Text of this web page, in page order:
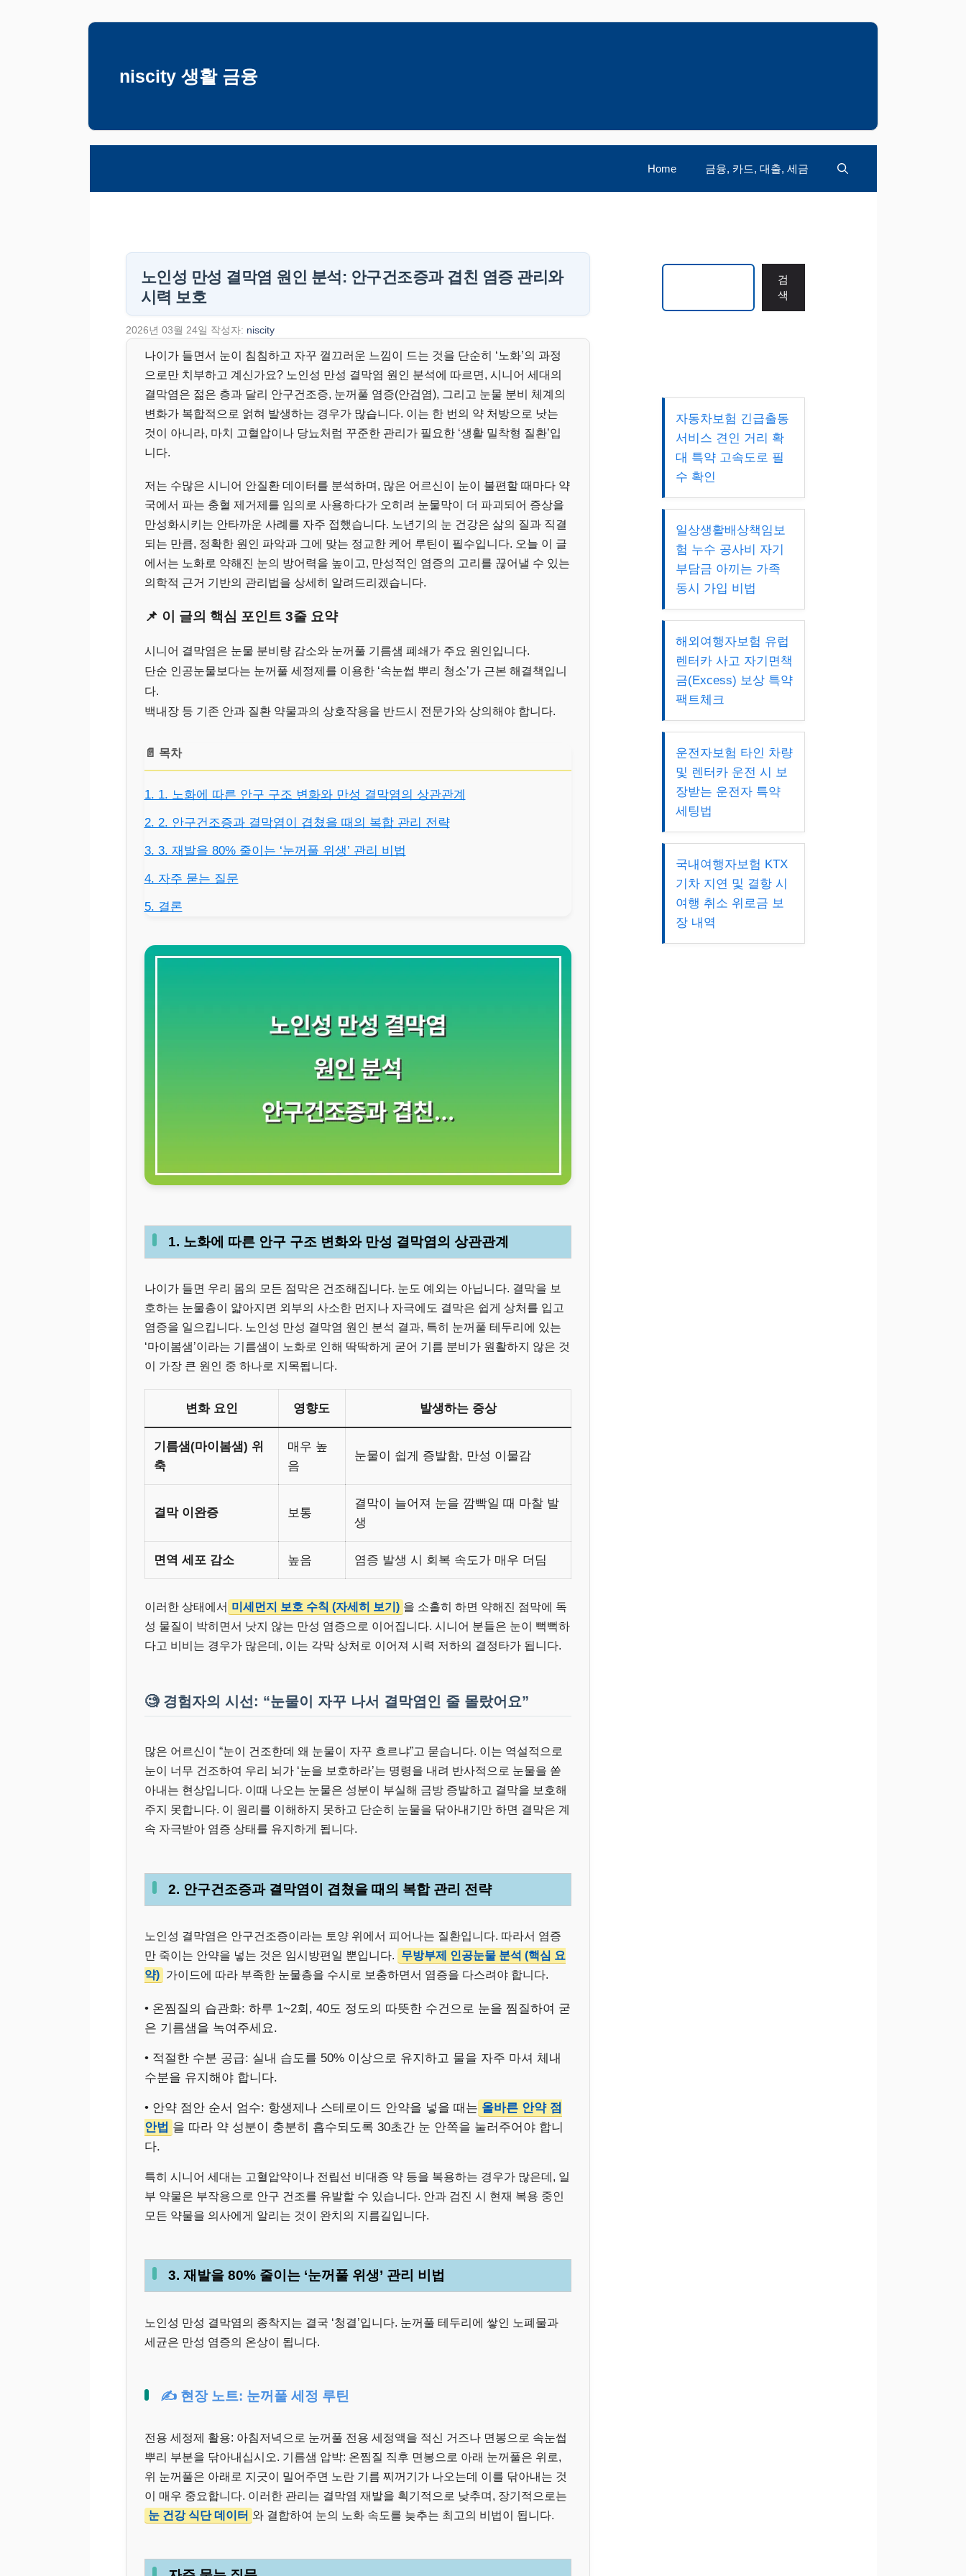
niscity 생활 금융
Home 금융, 카드, 대출, 세금
노인성 만성 결막염 원인 분석: 안구건조증과 겹친 염증 관리와
시력 보호
2026년 03월 24일 작성자: niscity
나이가 들면서 눈이 침침하고 자꾸 껄끄러운 느낌이 드는 것을 단순히 ‘노화’의 과정
으로만 치부하고 계신가요? 노인성 만성 결막염 원인 분석에 따르면, 시니어 세대의
결막염은 젊은 층과 달리 안구건조증, 눈꺼풀 염증(안검염), 그리고 눈물 분비 체계의
변화가 복합적으로 얽혀 발생하는 경우가 많습니다. 이는 한 번의 약 처방으로 낫는
것이 아니라, 마치 고혈압이나 당뇨처럼 꾸준한 관리가 필요한 ‘생활 밀착형 질환’입
니다.
저는 수많은 시니어 안질환 데이터를 분석하며, 많은 어르신이 눈이 불편할 때마다 약
국에서 파는 충혈 제거제를 임의로 사용하다가 오히려 눈물막이 더 파괴되어 증상을
만성화시키는 안타까운 사례를 자주 접했습니다. 노년기의 눈 건강은 삶의 질과 직결
되는 만큼, 정확한 원인 파악과 그에 맞는 정교한 케어 루틴이 필수입니다. 오늘 이 글
에서는 노화로 약해진 눈의 방어력을 높이고, 만성적인 염증의 고리를 끊어낼 수 있는
의학적 근거 기반의 관리법을 상세히 알려드리겠습니다.
📌 이 글의 핵심 포인트 3줄 요약
시니어 결막염은 눈물 분비량 감소와 눈꺼풀 기름샘 폐쇄가 주요 원인입니다.
단순 인공눈물보다는 눈꺼풀 세정제를 이용한 ‘속눈썹 뿌리 청소’가 근본 해결책입니
다.
백내장 등 기존 안과 질환 약물과의 상호작용을 반드시 전문가와 상의해야 합니다.
📄 목차
1. 1. 노화에 따른 안구 구조 변화와 만성 결막염의 상관관계
2. 2. 안구건조증과 결막염이 겹쳤을 때의 복합 관리 전략
3. 3. 재발을 80% 줄이는 ‘눈꺼풀 위생’ 관리 비법
4. 자주 묻는 질문
5. 결론
1. 노화에 따른 안구 구조 변화와 만성 결막염의 상관관계
나이가 들면 우리 몸의 모든 점막은 건조해집니다. 눈도 예외는 아닙니다. 결막을 보
호하는 눈물층이 얇아지면 외부의 사소한 먼지나 자극에도 결막은 쉽게 상처를 입고
염증을 일으킵니다. 노인성 만성 결막염 원인 분석 결과, 특히 눈꺼풀 테두리에 있는
‘마이봄샘’이라는 기름샘이 노화로 인해 딱딱하게 굳어 기름 분비가 원활하지 않은 것
이 가장 큰 원인 중 하나로 지목됩니다.
변화 요인 영향도 발생하는 증상
기름샘(마이봄샘) 위
축
매우 높
음
눈물이 쉽게 증발함, 만성 이물감
결막 이완증 보통
결막이 늘어져 눈을 깜빡일 때 마찰 발
생
면역 세포 감소 높음 염증 발생 시 회복 속도가 매우 더딤
이러한 상태에서 미세먼지 보호 수칙 (자세히 보기) 을 소홀히 하면 약해진 점막에 독
성 물질이 박히면서 낫지 않는 만성 염증으로 이어집니다. 시니어 분들은 눈이 뻑뻑하
다고 비비는 경우가 많은데, 이는 각막 상처로 이어져 시력 저하의 결정타가 됩니다.
🧐 경험자의 시선: “눈물이 자꾸 나서 결막염인 줄 몰랐어요”
많은 어르신이 “눈이 건조한데 왜 눈물이 자꾸 흐르냐”고 묻습니다. 이는 역설적으로
눈이 너무 건조하여 우리 뇌가 ‘눈을 보호하라’는 명령을 내려 반사적으로 눈물을 쏟
아내는 현상입니다. 이때 나오는 눈물은 성분이 부실해 금방 증발하고 결막을 보호해
주지 못합니다. 이 원리를 이해하지 못하고 단순히 눈물을 닦아내기만 하면 결막은 계
속 자극받아 염증 상태를 유지하게 됩니다.
2. 안구건조증과 결막염이 겹쳤을 때의 복합 관리 전략
노인성 결막염은 안구건조증이라는 토양 위에서 피어나는 질환입니다. 따라서 염증
만 죽이는 안약을 넣는 것은 임시방편일 뿐입니다.
무방부제 인공눈물 분석 (핵심 요
약)
가이드에 따라 부족한 눈물층을 수시로 보충하면서 염증을 다스려야 합니다.
• 온찜질의 습관화: 하루 1~2회, 40도 정도의 따뜻한 수건으로 눈을 찜질하여 굳
은 기름샘을 녹여주세요.
• 적절한 수분 공급: 실내 습도를 50% 이상으로 유지하고 물을 자주 마셔 체내
수분을 유지해야 합니다.
• 안약 점안 순서 엄수: 항생제나 스테로이드 안약을 넣을 때는 올바른 안약 점
안법 을 따라 약 성분이 충분히 흡수되도록 30초간 눈 안쪽을 눌러주어야 합니
다.
특히 시니어 세대는 고혈압약이나 전립선 비대증 약 등을 복용하는 경우가 많은데, 일
부 약물은 부작용으로 안구 건조를 유발할 수 있습니다. 안과 검진 시 현재 복용 중인
모든 약물을 의사에게 알리는 것이 완치의 지름길입니다.
3. 재발을 80% 줄이는 ‘눈꺼풀 위생’ 관리 비법
노인성 만성 결막염의 종착지는 결국 ‘청결’입니다. 눈꺼풀 테두리에 쌓인 노폐물과
세균은 만성 염증의 온상이 됩니다.
✍️ 현장 노트: 눈꺼풀 세정 루틴
전용 세정제 활용: 아침저녁으로 눈꺼풀 전용 세정액을 적신 거즈나 면봉으로 속눈썹
뿌리 부분을 닦아내십시오. 기름샘 압박: 온찜질 직후 면봉으로 아래 눈꺼풀은 위로,
위 눈꺼풀은 아래로 지긋이 밀어주면 노란 기름 찌꺼기가 나오는데 이를 닦아내는 것
이 매우 중요합니다. 이러한 관리는 결막염 재발을 획기적으로 낮추며, 장기적으로는
눈 건강 식단 데이터 와 결합하여 눈의 노화 속도를 늦추는 최고의 비법이 됩니다.
검
색
자동차보험 긴급출동
서비스 견인 거리 확
대 특약 고속도로 필
수 확인
일상생활배상책임보
험 누수 공사비 자기
부담금 아끼는 가족
동시 가입 비법
해외여행자보험 유럽
렌터카 사고 자기면책
금(Excess) 보상 특약
팩트체크
운전자보험 타인 차량
및 렌터카 운전 시 보
장받는 운전자 특약
세팅법
국내여행자보험 KTX
기차 지연 및 결항 시
여행 취소 위로금 보
장 내역